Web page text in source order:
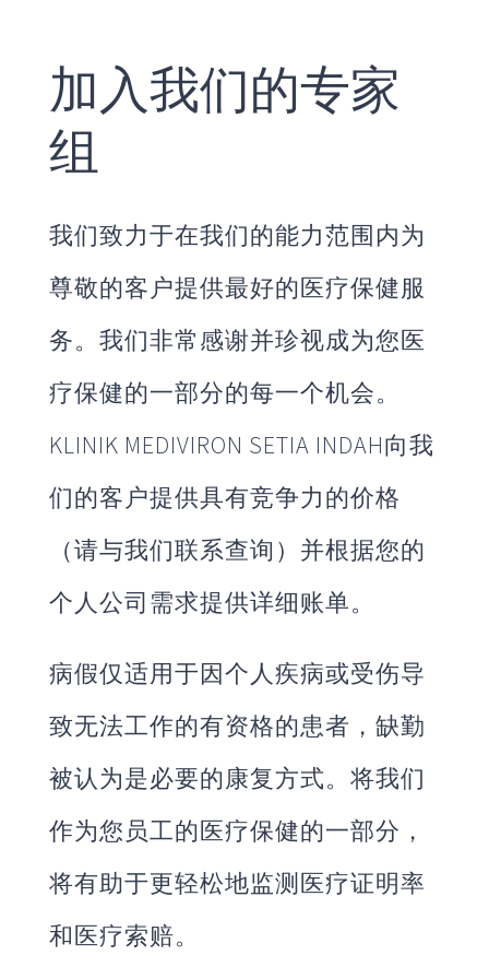
加入我们的专家
组
我们致力于在我们的能力范围内为
尊敬的客户提供最好的医疗保健服
务。我们非常感谢并珍视成为您医
疗保健的一部分的每一个机会。
KLINIK MEDIVIRON SETIA INDAH向我
们的客户提供具有竞争力的价格
（请与我们联系查询）并根据您的
个人公司需求提供详细账单。
病假仅适用于因个人疾病或受伤导
致无法工作的有资格的患者，缺勤
被认为是必要的康复方式。将我们
作为您员工的医疗保健的一部分，
将有助于更轻松地监测医疗证明率
和医疗索赔。